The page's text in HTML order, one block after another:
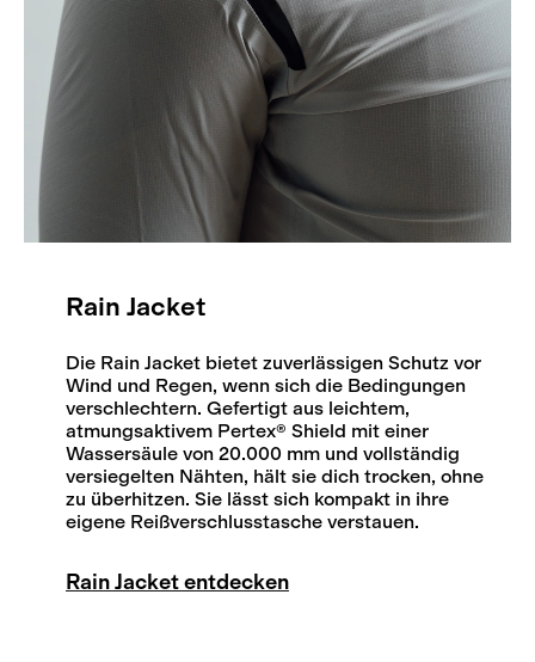
Rain Jacket
Die Rain Jacket bietet zuverlässigen Schutz vor
Wind und Regen, wenn sich die Bedingungen
verschlechtern. Gefertigt aus leichtem,
atmungsaktivem Pertex® Shield mit einer
Wassersäule von 20.000 mm und vollständig
versiegelten Nähten, hält sie dich trocken, ohne
zu überhitzen. Sie lässt sich kompakt in ihre
eigene Reißverschlusstasche verstauen.
Rain Jacket entdecken